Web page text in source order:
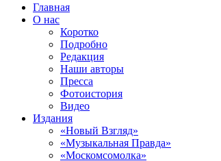
Главная
О нас
Коротко
Подробно
Редакция
Наши авторы
Пресса
Фотоистория
Видео
Издания
«Новый Взгляд»
«Музыкальная Правда»
«Москомсомолка»